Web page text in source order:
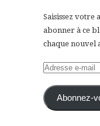
Saisissez votre
abonner à ce
chaque nouvel
Adresse
mail Abonnez-